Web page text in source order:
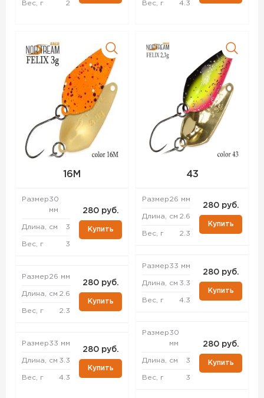
Вес, г 2 Вес, г 4.3
16M
Размер30
мм
Длина, см 3
Вес, г 3
280 руб.
Купить
Размер26 мм
Длина, см 2.6
Вес, г 2.3
280 руб.
Купить
Размер33 мм
Длина, см 3.3
Вес, г 4.3
280 руб.
Купить
43
Размер26 мм
Длина, см 2.6
Вес, г 2.3
280 руб.
Купить
Размер33 мм
Длина, см 3.3
Вес, г 4.3
280 руб.
Купить
Размер30
мм
Длина, см 3
Вес, г 3
280 руб.
Купить